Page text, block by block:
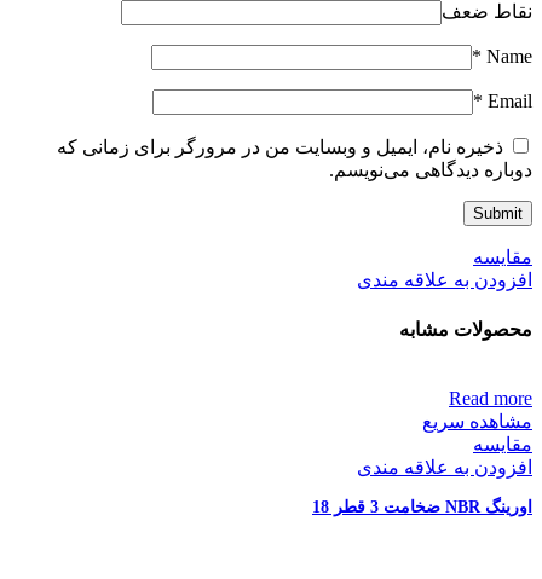
نقاط ضعف
Name
*
Email
*
ذخیره نام، ایمیل و وبسایت من در مرورگر برای زمانی که
دوباره دیدگاهی می‌نویسم.
مقایسه
افزودن به علاقه مندی
محصولات مشابه
Read more
مشاهده سریع
مقایسه
افزودن به علاقه مندی
اورینگ NBR ضخامت 3 قطر 18